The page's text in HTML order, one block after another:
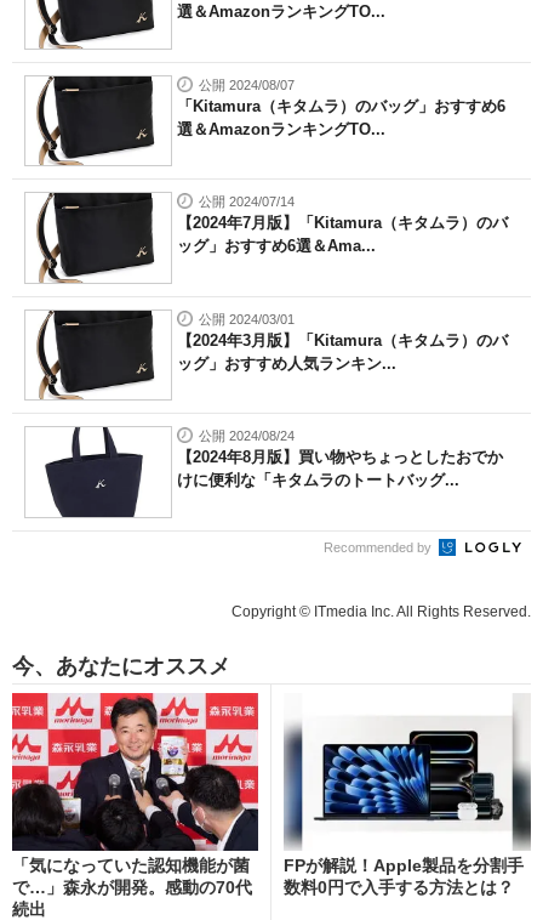
選＆AmazonランキングTO...
公開 2024/08/07
「Kitamura（キタムラ）のバッグ」おすすめ6
選＆AmazonランキングTO...
公開 2024/07/14
【2024年7月版】「Kitamura（キタムラ）のバ
ッグ」おすすめ6選＆Ama...
公開 2024/03/01
【2024年3月版】「Kitamura（キタムラ）のバ
ッグ」おすすめ人気ランキン...
公開 2024/08/24
【2024年8月版】買い物やちょっとしたおでか
けに便利な「キタムラのトートバッグ...
Recommended by
Copyright © ITmedia Inc. All Rights Reserved.
今、あなたにオススメ
「気になっていた認知機能が菌
で…」森永が開発。感動の70代
続出
FPが解説！Apple製品を分割手
数料0円で入手する方法とは？